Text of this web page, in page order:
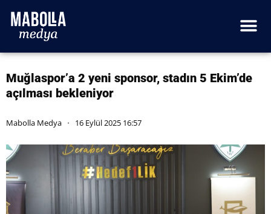
Muğlaspor’a 2 yeni sponsor, stadın 5 Ekim’de
açılması bekleniyor
Mabolla Medya 16 Eylül 2025 16:57